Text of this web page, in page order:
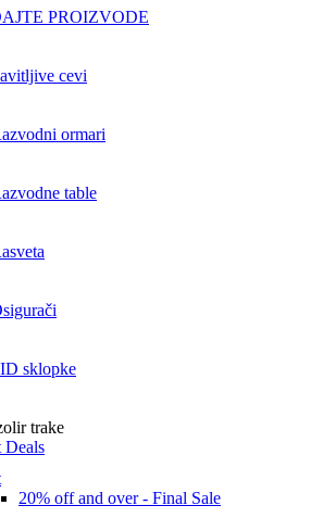
PROIZVODE
cevi
ormari
table
sklopke
trake
Deals
20% off and over - Final Sale